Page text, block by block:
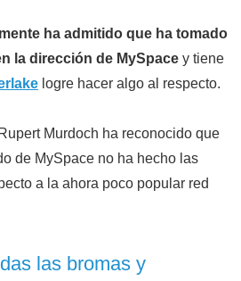
ha admitido que ha tomado
la dirección de MySpace y tiene
logre hacer algo al respecto.
Murdoch ha reconocido que
de MySpace no ha hecho las
a la ahora poco popular red
las bromas y